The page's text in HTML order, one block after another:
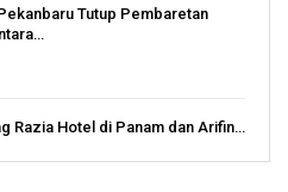
Tutup Pembaretan
Razia Hotel di Panam dan Arifin…